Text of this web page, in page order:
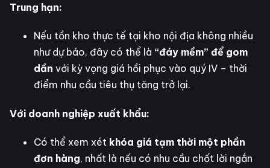
Trung hạn:
Nếu tồn kho thực tế tại kho nội địa không nhiều
như dự báo, đây có thể là “đáy mềm” để gom
dần với kỳ vọng giá hồi phục vào quý IV – thời
điểm nhu cầu tiêu thụ tăng trở lại.
Với doanh nghiệp xuất khẩu:
Có thể xem xét khóa giá tạm thời một phần
đơn hàng, nhất là nếu có nhu cầu chốt lời ngắn